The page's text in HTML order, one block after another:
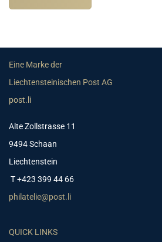
Eine Marke der
Liechtensteinischen Post AG
post.li
Alte Zollstrasse 11
9494 Schaan
Liechtenstein
T +423 399 44 66
philatelie@post.li
QUICK LINKS